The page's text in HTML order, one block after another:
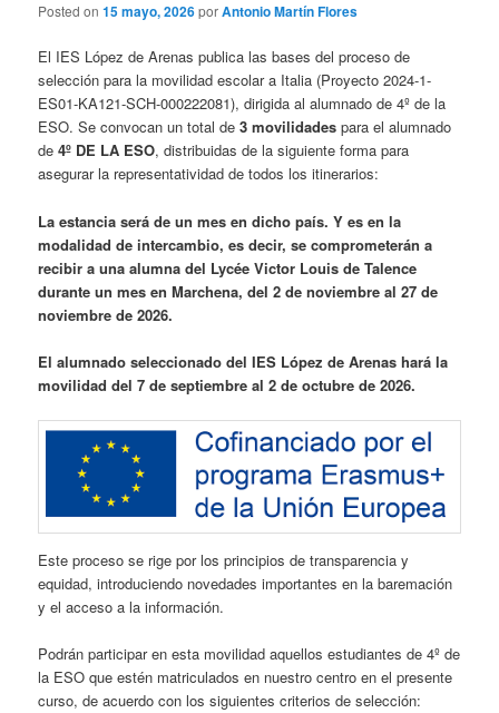
Posted on15 mayo, 2026porAntonio Martín Flores
El IES López de Arenas publica las bases del proceso de
selección para la movilidad escolar a Italia (Proyecto 2024-1-
ES01-KA121-SCH-000222081), dirigida al alumnado de 4º de la
ESO. Se convocan un total de3 movilidades para el alumnado
de4º DE LA ESO, distribuidas de la siguiente forma para
asegurar la representatividad de todos los itinerarios:
La estancia será de un mes en dicho país. Y es en la
modalidad de intercambio, es decir, se comprometerán a
recibir a una alumna del Lycée Victor Louis de Talence
durante un mes en Marchena, del 2 de noviembre al 27 de
noviembre de 2026.
El alumnado seleccionado del IES López de Arenas hará la
movilidad del 7 de septiembre al 2 de octubre de 2026.
Este proceso se rige por los principios de transparencia y
equidad, introduciendo novedades importantes en la baremación
y el acceso a la información.
Podrán participar en esta movilidad aquellos estudiantes de 4º de
la ESO que estén matriculados en nuestro centro en el presente
curso, de acuerdo con los siguientes criterios de selección: